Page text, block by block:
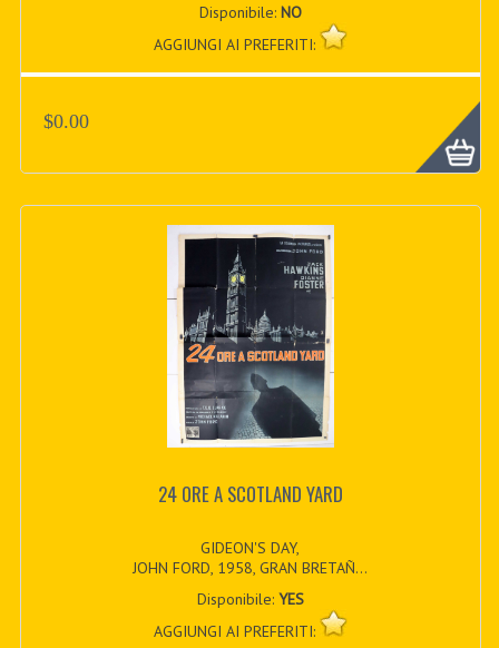
Disponibile: NO
AGGIUNGI AI PREFERITI:
$0.00
24 ORE A SCOTLAND YARD
GIDEON'S DAY,
JOHN FORD, 1958, GRAN BRETAÑ...
Disponibile: YES
AGGIUNGI AI PREFERITI: